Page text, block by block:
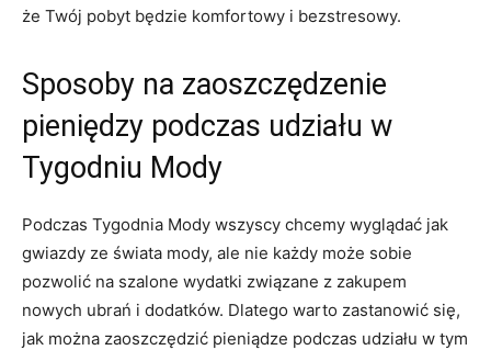
że Twój pobyt ⁢będzie komfortowy i ‌bezstresowy.
Sposoby na zaoszczędzenie
pieniędzy podczas udziału w
Tygodniu Mody
Podczas Tygodnia⁤ Mody wszyscy chcemy wyglądać⁤ jak
gwiazdy ze świata mody, ale nie każdy może sobie
pozwolić na szalone wydatki związane z⁢ zakupem
nowych ubrań ‌i ⁢dodatków. Dlatego warto‌ zastanowić się,
jak można zaoszczędzić pieniądze podczas udziału w tym